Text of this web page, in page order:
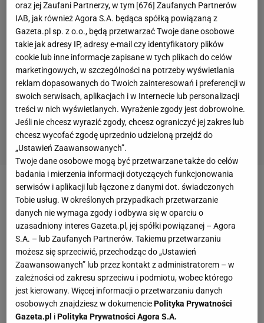
To co pan teraz robi?
- Odpoczywam.
Co to w ogóle znaczy "urlopowany"? Co dalej?
- Szczerze powiem, że sam nie wiem. Ale w
najbliższych dniach znajdzie się nowy trener Wisły i
wtedy rozwiążemy kontrakt.
oraz jej Zaufani Partnerzy, w tym [676] Zaufanych Partnerów
IAB, jak również Agora S.A. będąca spółką powiązaną z
Gazeta.pl sp. z o.o., będą przetwarzać Twoje dane osobowe
takie jak adresy IP, adresy e-mail czy identyfikatory plików
cookie lub inne informacje zapisane w tych plikach do celów
marketingowych, w szczególności na potrzeby wyświetlania
reklam dopasowanych do Twoich zainteresowań i preferencji w
swoich serwisach, aplikacjach i w Internecie lub personalizacji
treści w nich wyświetlanych. Wyrażenie zgody jest dobrowolne.
Jeśli nie chcesz wyrazić zgody, chcesz ograniczyć jej zakres lub
chcesz wycofać zgodę uprzednio udzieloną przejdź do
„Ustawień Zaawansowanych”.
Twoje dane osobowe mogą być przetwarzane także do celów
badania i mierzenia informacji dotyczących funkcjonowania
serwisów i aplikacji lub łączone z danymi dot. świadczonych
Tobie usług. W określonych przypadkach przetwarzanie
danych nie wymaga zgody i odbywa się w oparciu o
uzasadniony interes Gazeta.pl, jej spółki powiązanej – Agora
S.A. – lub Zaufanych Partnerów. Takiemu przetwarzaniu
możesz się sprzeciwić, przechodząc do „Ustawień
Zaawansowanych” lub przez kontakt z administratorem – w
zależności od zakresu sprzeciwu i podmiotu, wobec którego
jest kierowany. Więcej informacji o przetwarzaniu danych
osobowych znajdziesz w dokumenciePolityka Prywatności
Gazeta.pl iPolityka Prywatności Agora S.A.